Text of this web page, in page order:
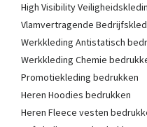
High Visibility
Vlamvertragende
Werkkleding Antistatisch
Werkkleding Chemie
Promotiekleding bedrukken
Heren Hoodies bedrukken
Heren Fleece vesten